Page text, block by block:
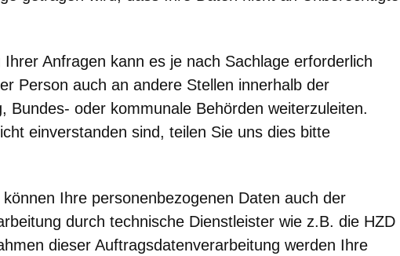
Anfragen kann es je nach Sachlage erforderlich
Person auch an andere Stellen innerhalb der
Bundes- oder kommunale Behörden weiterzuleiten.
einverstanden sind, teilen Sie uns dies bitte
Ihre personenbezogenen Daten auch der
durch technische Dienstleister wie z.B. die HZD
dieser Auftragsdatenverarbeitung werden Ihre